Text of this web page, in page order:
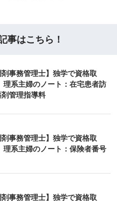
事はこちら！
剤事務管理士】独学で資格取
理系主婦のノート：在宅患者訪
剤管理指導料
剤事務管理士】独学で資格取
理系主婦のノート：保険者番号
剤事務管理士】独学で資格取